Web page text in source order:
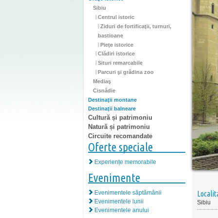
Sibiu
Centrul istoric
Ziduri de fortificaţii, turnuri,
bastioane
Pieţe istorice
Clădiri istorice
Situri remarcabile
Parcuri şi grădina zoo
Mediaş
Cisnădie
Destinaţii montane
Destinaţii balneare
Cultură și patrimoniu
Natură și patrimoniu
Circuite recomandate
Oferte speciale
Experiențe memorabile
Evenimente
Evenimentele săptămânii
Evenimentele lunii
Evenimentele anului
Sibiu